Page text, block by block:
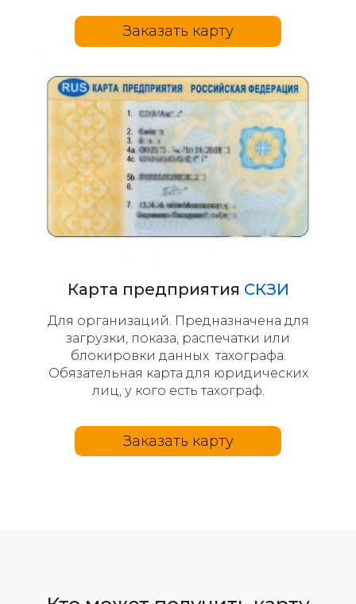
Заказать карту
Карта предприятия СКЗИ
Для организаций. Предназначена для
загрузки, показа, распечатки или
блокировки данных тахографа.
Обязательная карта для юридических
лиц, у кого есть тахограф.
Заказать карту